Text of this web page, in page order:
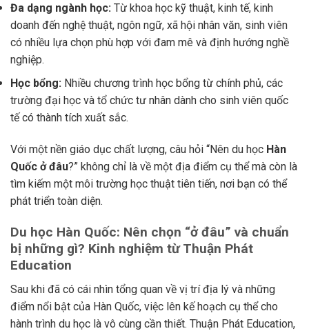
Đa dạng ngành học: Từ khoa học kỹ thuật, kinh tế, kinh
doanh đến nghệ thuật, ngôn ngữ, xã hội nhân văn, sinh viên
có nhiều lựa chọn phù hợp với đam mê và định hướng nghề
nghiệp.
Học bổng: Nhiều chương trình học bổng từ chính phủ, các
trường đại học và tổ chức tư nhân dành cho sinh viên quốc
tế có thành tích xuất sắc.
Với một nền giáo dục chất lượng, câu hỏi “Nên du học Hàn
Quốc ở đâu?” không chỉ là về một địa điểm cụ thể mà còn là
tìm kiếm một môi trường học thuật tiên tiến, nơi bạn có thể
phát triển toàn diện.
Du học Hàn Quốc: Nên chọn “ở đâu” và chuẩn
bị những gì? Kinh nghiệm từ Thuận Phát
Education
Sau khi đã có cái nhìn tổng quan về vị trí địa lý và những
điểm nổi bật của Hàn Quốc, việc lên kế hoạch cụ thể cho
hành trình du học là vô cùng cần thiết. Thuận Phát Education,